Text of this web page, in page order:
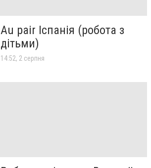
Au pair Іспанія (робота з
дітьми)
14:52, 2 серпня